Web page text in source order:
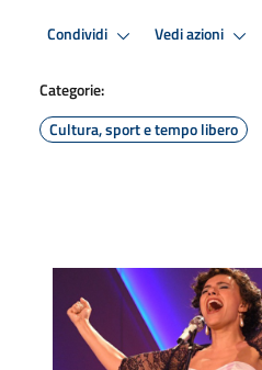
Condividi Vedi azioni
Categorie:
Cultura, sport e tempo libero